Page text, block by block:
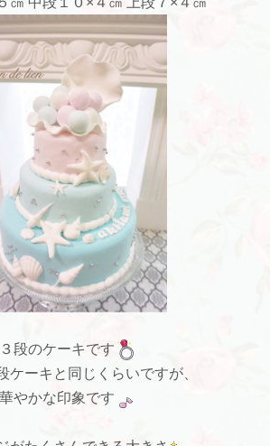
３段のケーキです
ケーキと同じくらいですが、
華やかな印象です